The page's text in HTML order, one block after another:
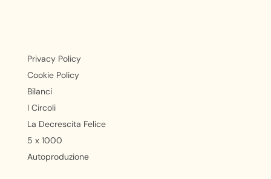
Privacy Policy
Cookie Policy
Bilanci
I Circoli
La Decrescita Felice
5 x 1000
Autoproduzione